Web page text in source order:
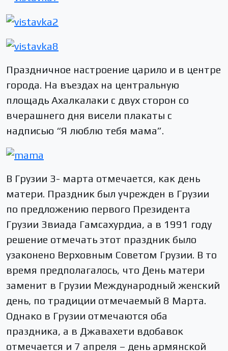
Праздничное настроение царило и в центре
города. На въездах на центральную
площадь Ахалкалаки с двух сторон со
вчерашнего дня висели плакаты с
надписью “Я люблю тебя мама”.
В Грузии 3- марта отмечается, как день
матери. Праздник был учрежден в Грузии
по предложению первого Президента
Грузии Звиада Гамсахурдиа, а в 1991 году
решение отмечать этот праздник было
узаконено Верховным Советом Грузии. В то
время предполагалось, что День матери
заменит в Грузии Международный женский
день, по традиции отмечаемый 8 Марта.
Однако в Грузии отмечаются оба
праздника, а в Джавахети вдобавок
отмечается и 7 апреля – день армянской